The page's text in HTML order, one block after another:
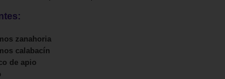
zanahoria
calabacín
de apio